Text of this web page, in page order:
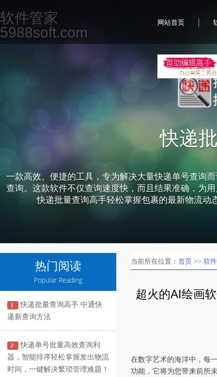
快递
一款高效、便捷的工具，专为解决大量快递单号查询
查询。这款软件不仅查询速度快，而且结果准确，为
快递批量查询高手轻松掌握包裹的最新物流
软件管家
5988soft.com
网站首页 |
热门阅读
Popular Reading
1
快递批量查询高手 中通快
递新查询方法
2
快递单号批量高效查询利
器，智能排序轻松掌握发出物流
时间，一键解决繁琐管理难题！
当前所在位置： 首页 >> 软
超火的AI绘画
在数字艺术的海洋中，每
功能，它将为您带来前所